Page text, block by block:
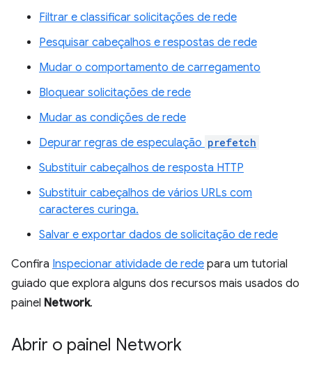
Filtrar e classificar solicitações de rede
Pesquisar cabeçalhos e respostas de rede
Mudar o comportamento de carregamento
Bloquear solicitações de rede
Mudar as condições de rede
Depurar regras de especulação prefetch
Substituir cabeçalhos de resposta HTTP
Substituir cabeçalhos de vários URLs com
caracteres curinga.
Salvar e exportar dados de solicitação de rede
Confira Inspecionar atividade de rede para um tutorial
guiado que explora alguns dos recursos mais usados do
painel Network.
Abrir o painel Network